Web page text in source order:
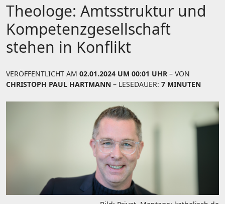
Theologe: Amtsstruktur und
Kompetenzgesellschaft
stehen in Konflikt
VERÖFFENTLICHT AM 02.01.2024 UM 00:01 UHR – VON
CHRISTOPH PAUL HARTMANN – LESEDAUER: 7 MINUTEN